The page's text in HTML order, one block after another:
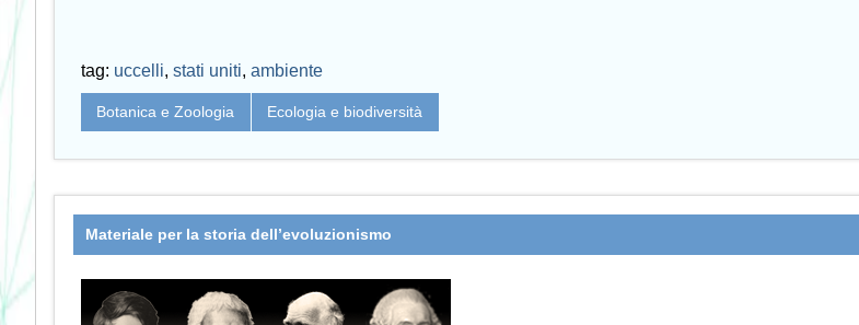
tag: uccelli, stati uniti, ambiente
Botanica e Zoologia Ecologia e biodiversità
Materiale per la storia dell’evoluzionismo